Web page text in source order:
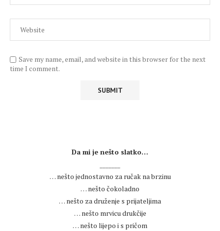
Save my name, email, and website in this browser for the next
time I comment.
Da mi je nešto slatko…
… nešto jednostavno za ručak na brzinu
… nešto čokoladno
… nešto za druženje s prijateljima
… nešto mrvicu drukčije
… nešto lijepo i s pričom